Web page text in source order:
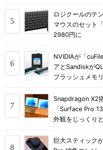
ロジクールのテ
マウスのセット
2980円に
NVIDIAが「
アとSandiskが
フラッシュメモ
Snapdragon X2
「Surface Pro
外観をじっくり
巨大スティック